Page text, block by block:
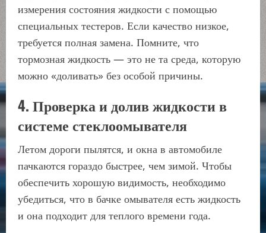
измерения состояния жидкости с помощью
специальных тестеров. Если качество низкое,
требуется полная замена. Помните, что
тормозная жидкость — это не та среда, которую
можно «доливать» без особой причины.
4. Проверка и долив жидкости в
системе стеклоомывателя
Летом дороги пылятся, и окна в автомобиле
пачкаются гораздо быстрее, чем зимой. Чтобы
обеспечить хорошую видимость, необходимо
убедиться, что в бачке омывателя есть жидкость
и она подходит для теплого времени года.